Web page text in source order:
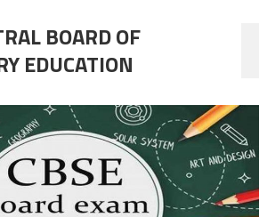
BOARD OF
EDUCATION